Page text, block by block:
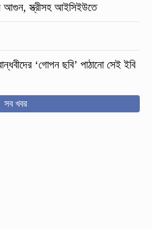
আগুন, স্ত্রীসহ আইসিইউতে
‘গোপন ছবি’ পাঠানো সেই ইবি
সব খবর